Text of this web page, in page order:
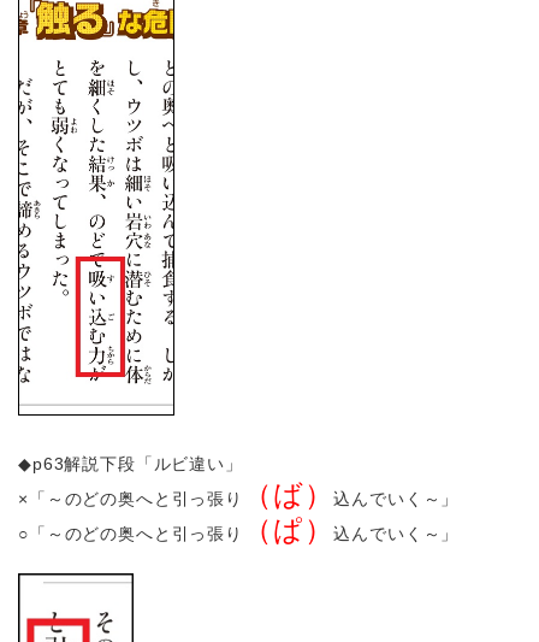
◆p63解説下段「ルビ違い」
×「～のどの奥へと引っ張り
（ば）込んでいく～」
○「～のどの奥へと引っ張り
（ぱ）込んでいく～」